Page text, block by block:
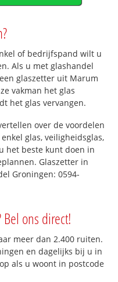
of bedrijfspand wilt u
Als u met glashandel
glaszetter uit Marum
vakman het glas
het glas vervangen.
over de voordelen
glas, veiligheidsglas,
het beste kunt doen in
Glaszetter in
Groningen: 0594-
ons direct!
meer dan 2.400 ruiten.
en dagelijks bij u in
als u woont in postcode